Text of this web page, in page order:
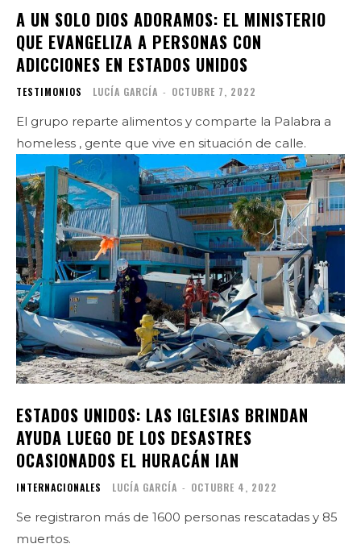
A UN SOLO DIOS ADORAMOS: EL MINISTERIO
QUE EVANGELIZA A PERSONAS CON
ADICCIONES EN ESTADOS UNIDOS
TESTIMONIOS LUCÍA GARCÍA - OCTUBRE 7, 2022
El grupo reparte alimentos y comparte la Palabra a
homeless , gente que vive en situación de calle.
ESTADOS UNIDOS: LAS IGLESIAS BRINDAN
AYUDA LUEGO DE LOS DESASTRES
OCASIONADOS EL HURACÁN IAN
INTERNACIONALES LUCÍA GARCÍA - OCTUBRE 4, 2022
Se registraron más de 1600 personas rescatadas y 85
muertos.